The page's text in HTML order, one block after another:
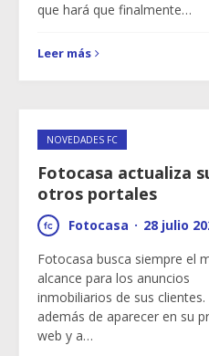
que hará que finalmente…
Leer más
NOVEDADES FC
Fotocasa actualiza
otros portales
Fotocasa · 28 julio
Fotocasa busca siempre el
alcance para los anuncios
inmobiliarios de sus
además de aparecer en su
web y a…